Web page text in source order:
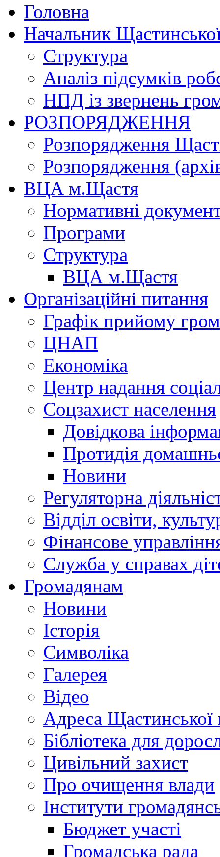
Головна
Начальник
Структура
Аналіз підсумків
НПД із звернень
РОЗПОРЯДЖЕННЯ
Розпорядження
Розпорядження
ВЦА м.Щастя
Нормативні
Програми
Структура
ВЦА м.Щастя
Організаційні питання
Графік прийому
ЦНАП
Економіка
Центр надання
Соцзахист населення
Довідкова
Протидія
Новини
Регуляторна
Відділ освіти,
Фінансове
Служба у справах
Громадянам
Новини
Історія
Символіка
Галерея
Відео
Адреса Щастинської
Бібліотека для
Цивільний захист
Про очищення влади
Інститути
Бюджет участі
Громадська рада